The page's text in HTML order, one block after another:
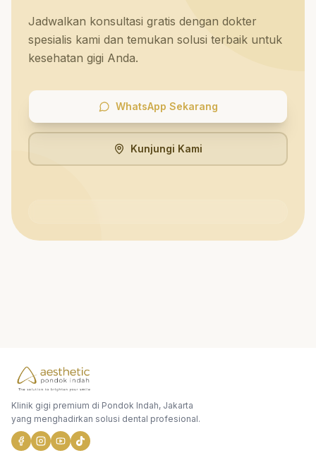
Jadwalkan konsultasi gratis dengan dokter
spesialis kami dan temukan solusi terbaik untuk
kesehatan gigi Anda.
WhatsApp Sekarang
Kunjungi Kami
Klinik gigi premium di Pondok Indah, Jakarta
yang menghadirkan solusi dental profesional.